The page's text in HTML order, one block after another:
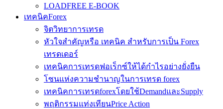
LOADFREE E-BOOK
เทคนิคForex
จิตวิทยาการเทรด
หัวใจสำคัญหรือ เทคนิค สำหรับการเป็น Forex
เทรดเดอร์
เทคนิคการเทรดฟอเร็กซ์ให้ได้กำไรอย่างยั่งยืน
โซนแห่งความชำนาญในการเทรด forex
เทคนิคการเทรดforexโดยใช้DemandและSupply
พฤติกรรมแท่งเทียนPrice Action